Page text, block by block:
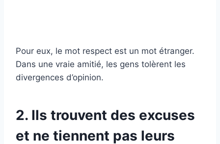
Pour eux, le mot respect est un mot étranger.
Dans une vraie amitié, les gens tolèrent les
divergences d’opinion.
2. Ils trouvent des excuses
et ne tiennent pas leurs